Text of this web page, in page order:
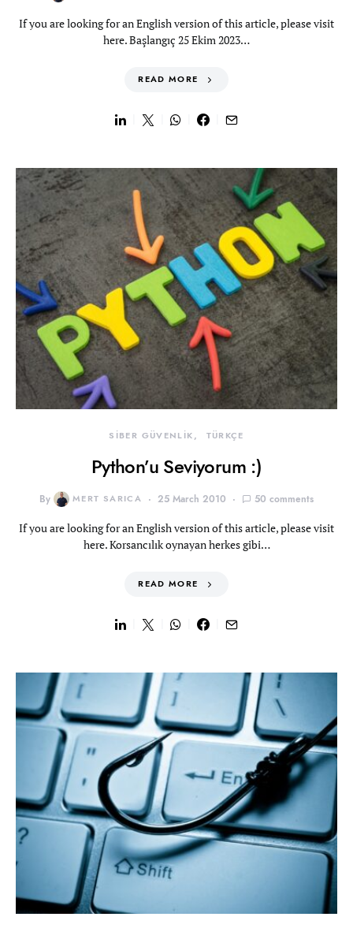
If you are looking for an English version of this article, please visit
here. Başlangıç 25 Ekim 2023…
READ MORE
SİBER GÜVENLİK TÜRKÇE
Python’u Seviyorum :)
By MERT SARICA 25 March 2010 50 comments
If you are looking for an English version of this article, please visit
here. Korsancılık oynayan herkes gibi…
READ MORE